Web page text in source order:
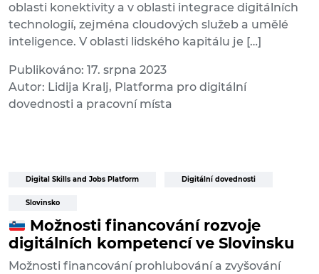
oblasti konektivity a v oblasti integrace digitálních
technologií, zejména cloudových služeb a umělé
inteligence. V oblasti lidského kapitálu je […]
Publikováno: 17. srpna 2023
Autor: Lidija Kralj, Platforma pro digitální
dovednosti a pracovní místa
Digital Skills and Jobs Platform Digitální dovednosti
Slovinsko
Možnosti financování rozvoje
digitálních kompetencí ve Slovinsku
Možnosti financování prohlubování a zvyšování